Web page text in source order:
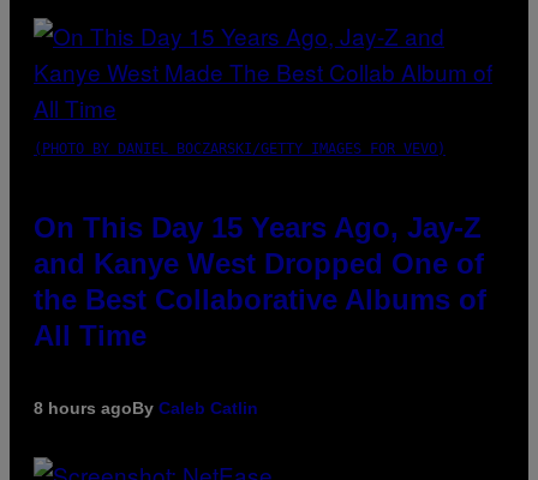
(PHOTO BY DANIEL BOCZARSKI/GETTY IMAGES FOR VEVO)
On This Day 15 Years Ago, Jay-Z
and Kanye West Dropped One of
the Best Collaborative Albums of
All Time
8 hours agoBy Caleb Catlin